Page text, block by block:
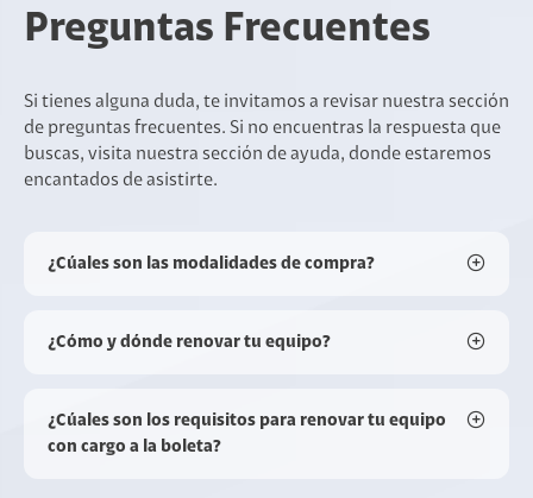
Preguntas Frecuentes
Si tienes alguna duda, te invitamos a revisar nuestra sección
de preguntas frecuentes. Si no encuentras la respuesta que
buscas, visita nuestra sección de ayuda, donde estaremos
encantados de asistirte.
¿Cúales son las modalidades de compra?
¿Cómo y dónde renovar tu equipo?
¿Cúales son los requisitos para renovar tu equipo
con cargo a la boleta?